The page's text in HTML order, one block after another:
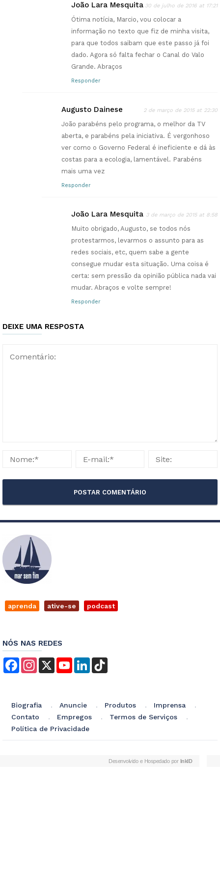
João Lara Mesquita 30 de julho de 2016 at 17:21
Ótima notícia, Marcio, vou colocar a
informação no texto que fiz de minha visita,
para que todos saibam que este passo já foi
dado. Agora só falta fechar o Canal do Valo
Grande. Abraços
Responder
Augusto Dainese 2 de março de 2015 at 22:30
João parabéns pelo programa, o melhor da TV
aberta, e parabéns pela iniciativa. É vergonhoso
ver como o Governo Federal é ineficiente e dá às
costas para a ecologia, lamentável. Parabéns
mais uma vez
Responder
João Lara Mesquita 3 de março de 2015 at 8:58
Muito obrigado, Augusto, se todos nós
protestarmos, levarmos o assunto para as
redes sociais, etc, quem sabe a gente
consegue mudar esta situação. Uma coisa é
certa: sem pressão da opinião pública nada vai
mudar. Abraços e volte sempre!
Responder
DEIXE UMA RESPOSTA
aprenda ative-se podcast
NÓS NAS REDES
FacebookInstagram
X YouTubeLinkedIn
Biografia Anuncie Produtos
Imprensa
Contato
Empregos
Termos de Serviços
Política de Privacidade
Desenvolvido e Hospedado por InkID